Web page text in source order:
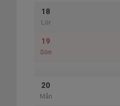
18
Lör
19
Sön
20
Mån